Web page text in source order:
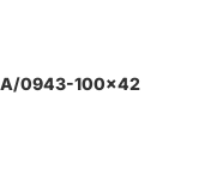
A/0943-100×42